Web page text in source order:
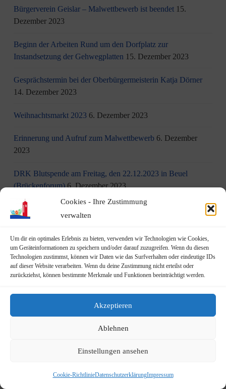
Cookies - Ihre Zustimmung
verwalten
Um dir ein optimales Erlebnis zu bieten, verwenden wir Technologien wie Cookies,
um Geräteinformationen zu speichern und/oder darauf zuzugreifen. Wenn du diesen
Technologien zustimmst, können wir Daten wie das Surfverhalten oder eindeutige IDs
auf dieser Website verarbeiten. Wenn du deine Zustimmung nicht erteilst oder
zurückziehst, können bestimmte Merkmale und Funktionen beeinträchtigt werden.
Akzeptieren
Ablehnen
Einstellungen ansehen
Cookie-RichtlinieDatenschutzerklärungImpressum
Bürgerverein Geislar – Malwettbewerb ist beendet 15.
Dezember 2023
Beginn der Arbeiten Rund um den Dorfplatz zur
Instandsetzung der Gehwegplatten 15. Dezember 2023
Gesprächstermin bei der Oberbürgermeisterin Katja Dörner
14. Dezember 2023
Weihnachtsmarkt 2023 6. Dezember 2023
Erinnerung und Aufruf zum Malwettbewerb 6. Dezember
2023
DRK Blutspende am Freitag, den 22.12.2023 in Beuel
(Brückenforum) 6. Dezember 2023
Baubeginn für die Erneuerung des Radwegs entlang der L16
6. Dezember 2023
Internationalen Tags des Ehrenamts am 5. Dezember
5.
Dezember 2023
Unseren Weihnachtsbaum in Geislar wurde geschmückt 2.
Dezember 2023
Aktion am 1. Dezember: Kinder schmücken unseren
Weihnachtsbaum in Geislar 30. November 2023
Eindrücke vom Martinszug 2023 18. November 2023
„Hubertusklause“ öffnet (endlich) wieder 12. November 2023